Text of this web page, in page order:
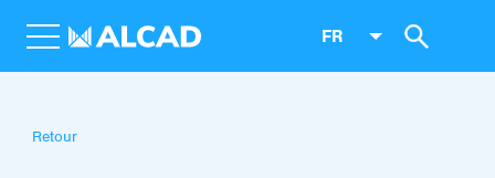
FR
Retour